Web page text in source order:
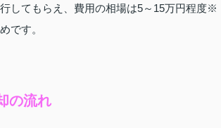
してもらえ、費用の相場は5～15万円程度※
です。
の流れ